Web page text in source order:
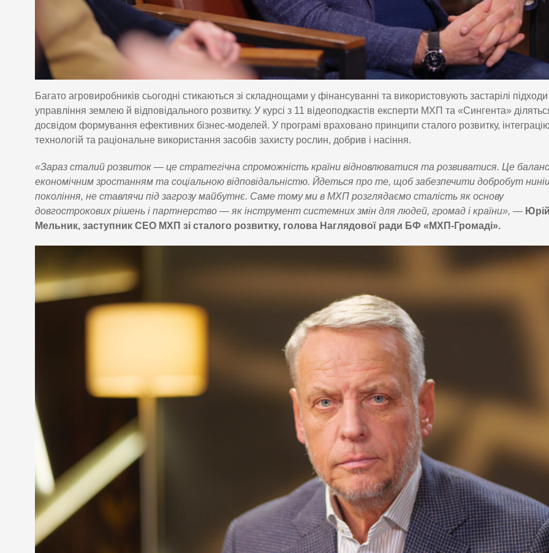
Багато агровиробників сьогодні стикаються зі складнощами у фінансуванні та використовують застарілі
управління землею й відповідального розвитку. У курсі з 11 відеоподкастів експерти МХП та «Сингента»
досвідом формування ефективних бізнес-моделей. У програмі враховано принципи сталого розвитку,
технологій та раціональне використання засобів захисту рослин, добрив і насіння.
«Зараз сталий розвиток — це стратегічна спроможність країни відновлюватися та розвиватися. Це
економічним зростанням та соціальною відповідальністю. Йдеться про те, щоб забезпечити добробут
покоління, не ставлячи під загрозу майбутнє. Саме тому ми в МХП розглядаємо сталість як основу
довгострокових рішень і партнерство — як інструмент системних змін для людей, громад і країни», —
Мельник, заступник СЕО МХП зі сталого розвитку, голова Наглядової ради БФ «МХП-Громаді».